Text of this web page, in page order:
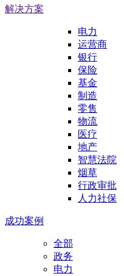
解决方案
电力
运营商
银行
保险
基金
制造
零售
物流
医疗
地产
智慧法院
烟草
行政审批
人力社保
成功案例
全部
政务
电力